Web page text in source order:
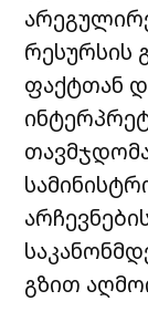
რესურსის
ფაქტთან
გზით